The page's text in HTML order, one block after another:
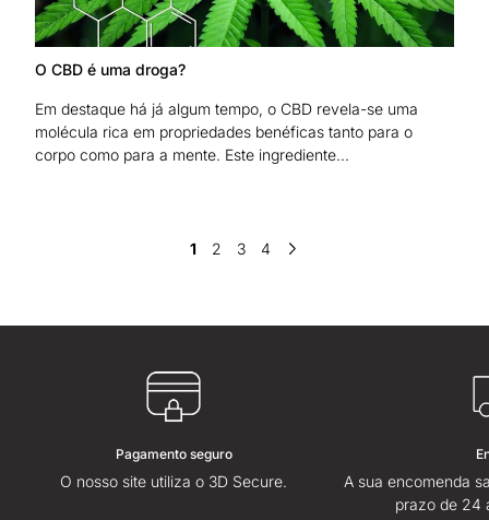
O CBD é uma droga?
Em destaque há já algum tempo, o CBD revela-se uma
molécula rica em propriedades benéficas tanto para o
corpo como para a mente. Este ingrediente...
1 2 3 4
Pagamento seguro
O nosso site utiliza o 3D Secure.
A sua encomenda
prazo de 24